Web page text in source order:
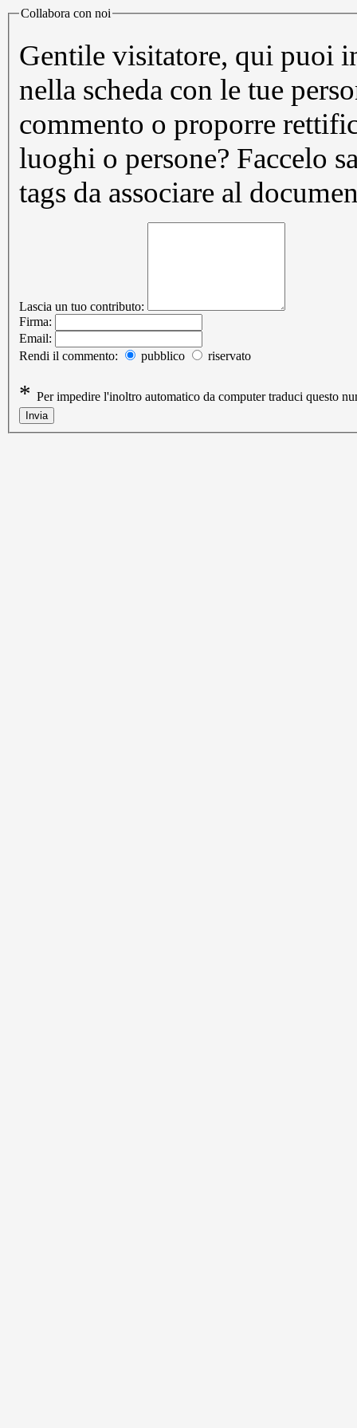
Collabora con noi
Gentile visitatore, qui puoi
nella scheda con le tue
commento o proporre
luoghi o persone? Faccelo sapere. Puoi inoltre
tags da associare al
Lascia un tuo contributo:
Firma:
Email:
Rendi il commento:
pubblico riservato
* Per impedire l'inoltro automatico da computer traduci questo